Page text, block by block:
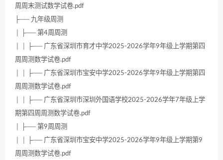
周周末测试数学试卷.pdf
├── 九年级周测
│ ├── 第4周周测
│ │ ├── 广东省深圳市育才中学2025-2026学年9年级上学期第四
周周测数学试卷.pdf
│ │ ├── 广东省深圳市宝安中学2025-2026学年9年级上学期第四
周周测数学试卷.pdf
│ │ ├── 广东省深圳市深圳外国语学校2025-2026学年7年级上学
期第四周周测数学试卷.pdf
│ ├── 第9周周测
│ │ ├── 广东省深圳市宝安中学2025-2026学年9年级上学期第9
周周测数学试卷.pdf